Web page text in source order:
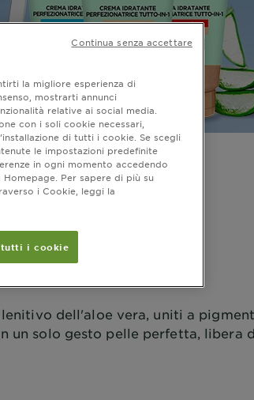
dell'aloe vera, uniti a
un solo gesto pelle perfetta, libera
la migliore esperienza di
mostrarti annunci
relative ai social media.
con i soli cookie necessari,
di tutti i cookie. Se scegli
le impostazioni predefinite
in ogni momento accedendo
Per sapere di più su
i Cookie, leggi la
tutti i cookie
Continua senza accettare